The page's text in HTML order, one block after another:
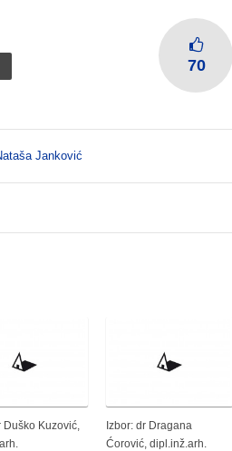
70
Janković
Duško Kuzović,
Izbor: dr Dragana
Ćorović, dipl.inž.arh.